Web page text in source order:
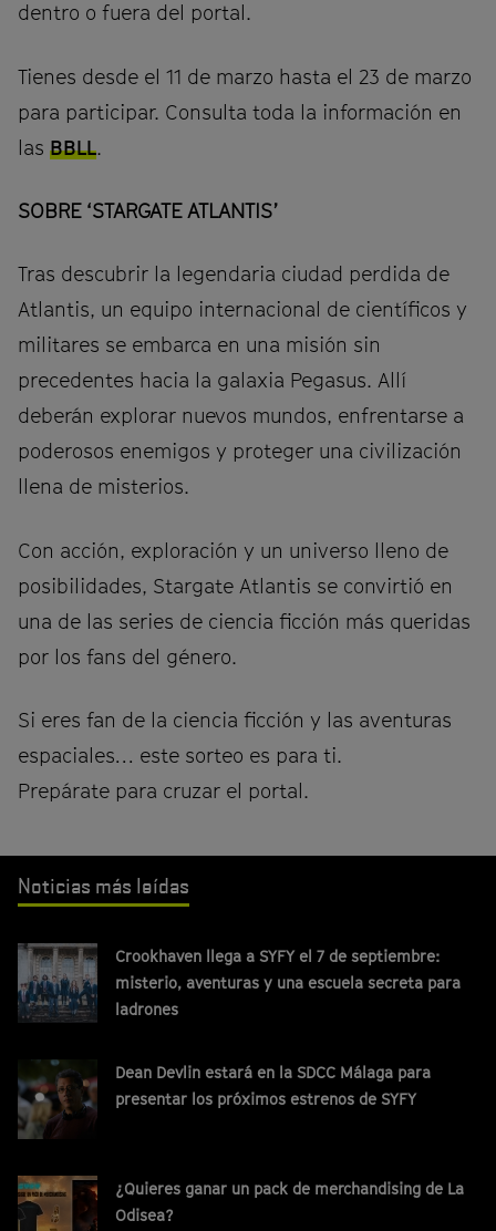
dentro o fuera del portal.
Tienes desde el 11 de marzo hasta el 23 de marzo
para participar. Consulta toda la información en
las BBLL.
SOBRE ‘STARGATE ATLANTIS’
Tras descubrir la legendaria ciudad perdida de
Atlantis, un equipo internacional de científicos y
militares se embarca en una misión sin
precedentes hacia la galaxia Pegasus. Allí
deberán explorar nuevos mundos, enfrentarse a
poderosos enemigos y proteger una civilización
llena de misterios.
Con acción, exploración y un universo lleno de
posibilidades, Stargate Atlantis se convirtió en
una de las series de ciencia ficción más queridas
por los fans del género.
Si eres fan de la ciencia ficción y las aventuras
espaciales… este sorteo es para ti.
Prepárate para cruzar el portal.
Noticias más leídas
Crookhaven llega a SYFY el 7 de septiembre:
misterio, aventuras y una escuela secreta para
ladrones
Dean Devlin estará en la SDCC Málaga para
presentar los próximos estrenos de SYFY
¿Quieres ganar un pack de merchandising de La
Odisea?